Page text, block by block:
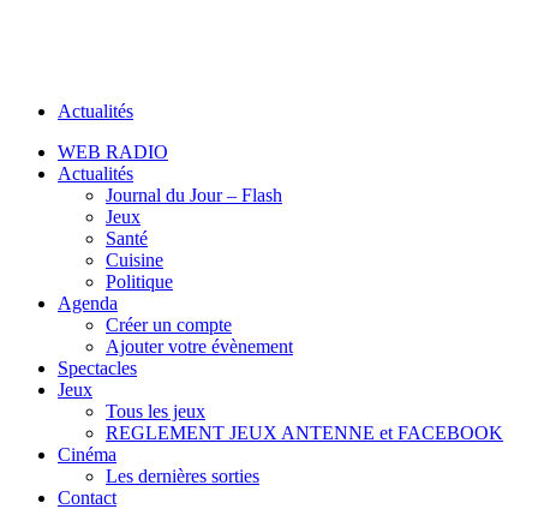
Actualités
WEB RADIO
Actualités
Journal du Jour – Flash
Jeux
Santé
Cuisine
Politique
Agenda
Créer un compte
Ajouter votre évènement
Spectacles
Jeux
Tous les jeux
REGLEMENT JEUX ANTENNE et FACEBOOK
Cinéma
Les dernières sorties
Contact